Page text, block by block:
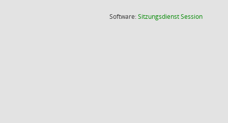
Software:SitzungsdienstSession(Wird in